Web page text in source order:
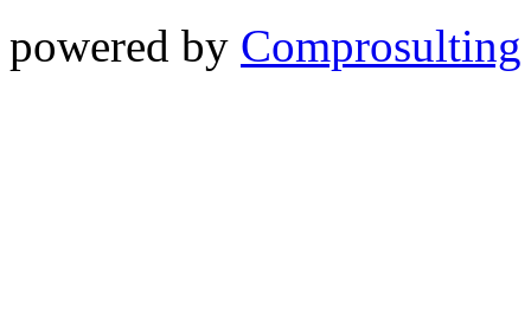
powered by Comprosulting